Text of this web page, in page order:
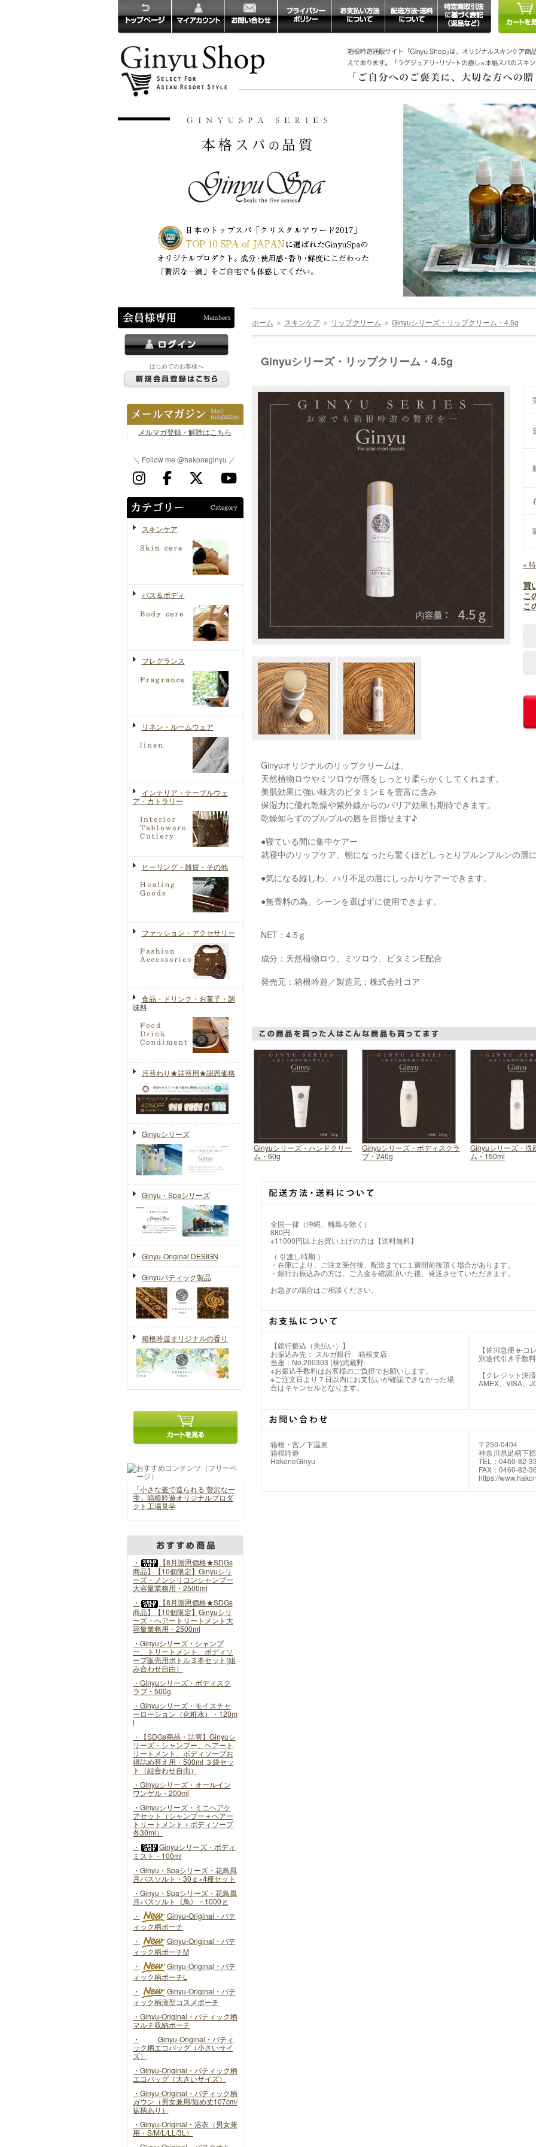
はじめてのお客様へ
メルマガ登録・解除はこちら
＼ Follow me @hakoneginyu ／
スキンケア
バス＆ボディ
フレグランス
リネン・ルームウェア
インテリア・テーブルウェ
ア・カトラリー
ヒーリング・雑貨・その他
ファッション・アクセサリー
食品・ドリンク・お菓子・調
味料
月替わり★詰替用★謝恩価格
Ginyuシリーズ
Ginyu・Spaシリーズ
Ginyu-Original DESIGN
Ginyuバティック製品
箱根吟遊オリジナルの香り
「小さな釜で造られる 贅沢な一
雫」箱根吟遊オリジナルプロダ
クト工場見学
・
【8月謝恩価格★SDGs
商品】【10個限定】Ginyuシリ
ーズ・ノンシリコンシャンプー
大容量業務用・2500ml
・
【8月謝恩価格★SDGs
商品】【10個限定】Ginyuシリ
ーズ・ヘアートリートメント大
容量業務用・2500ml
・Ginyuシリーズ・シャンプ
ー、トリートメント、ボディソ
ープ販売用ボトル３本セット(組
み合わせ自由）
・Ginyuシリーズ・ボディスク
ラブ・500g
・Ginyuシリーズ・モイスチャ
ーローション（化粧水）・120m
l
・【SDGs商品・詰替】Ginyuシ
リーズ・シャンプー、ヘアート
リートメント、ボディソープお
得詰め替え用・500ml ３袋セッ
ト（組合わせ自由）
・Ginyuシリーズ・オールイン
ワンゲル・200ml
・Ginyuシリーズ・ミニヘアケ
アセット（シャンプー＋ヘアー
トリートメント＋ボディソープ
各30ml）
・
Ginyuシリーズ・ボディ
ミスト・100ml
・Ginyu・Spaシリーズ・花鳥風
月バスソルト・30ｇ×4種セット
・Ginyu・Spaシリーズ・花鳥風
月バスソルト《鳥》・1000ｇ
・
Ginyu-Original・バテ
ィック柄ポーチ
・
Ginyu-Original・バテ
ィック柄ポーチM
・
Ginyu-Original・バテ
ィック柄ポーチL
・
Ginyu-Original・バテ
ィック柄薄型コスメポーチ
・Ginyu-Original・バティック柄
マルチ収納ポーチ
・
Ginyu-Original・バティ
ック柄エコバッグ（小さいサイ
ズ）
・Ginyu-Original・バティック柄
エコバッグ（大きいサイズ）
・Ginyu-Original・バティック柄
ガウン（男女兼用/短め丈107cm/
裾柄あり）
・Ginyu-Original・浴衣（男女兼
用・S/M/L/LL/3L）
ホーム ＞ スキンケア ＞ リップクリーム ＞ Ginyuシリーズ・リップクリーム・4.5g
Ginyuシリーズ・リップクリーム・4.5g
»
買
こ
こ
Ginyuオリジナルのリップクリームは、
天然植物ロウやミツロウが唇をしっとり柔らかくしてくれます。
美肌効果に強い味方のビタミンＥを豊富に含み
保湿力に優れ乾燥や紫外線からのバリア効果も期待できます。
乾燥知らずのプルプルの唇を目指せます♪
●寝ている間に集中ケアー
就寝中のリップケア、朝になったら驚くほどしっとりプルンプルンの唇に
●気になる縦しわ、ハリ不足の唇にしっかりケアーできます。
●無香料の為、シーンを選ばずに使用できます。
NET：4.5ｇ
成分：天然植物ロウ、ミツロウ、ビタミンE配合
発売元：箱根吟遊／製造元：株式会社コア
Ginyuシリーズ・ハンドクリー
ム・60g
Ginyuシリーズ・ボディスクラ
ブ・240g
Ginyuシリーズ・洗
ム・150ml
全国一律（沖縄、離島を除く）
880円
※11000円以上お買い上げの方は【送料無料】
（ 引渡し時期 ）
・在庫により、ご注文受付後、配送までに１週間前後頂く場合があります。
・銀行お振込みの方は、ご入金を確認頂いた後、発送させていただきます。
お急ぎの場合はご相談ください。
【銀行振込（先払い）】
お振込み先： スルガ銀行 箱根支店
当座：No.200303 (株)武蔵野
※お振込手数料はお客様のご負担でお願いします。
※ご注文日より７日以内にお支払いが確認できなかった場
合はキャンセルとなります。
【佐川急便 e-コ
別途代引き手数
【クレジット決済
AMEX、VISA、
箱根・宮ノ下温泉
箱根吟遊
HakoneGinyu
〒250-0404
神奈川県足柄下
TEL：0460-82-
FAX：0460-82-
https://